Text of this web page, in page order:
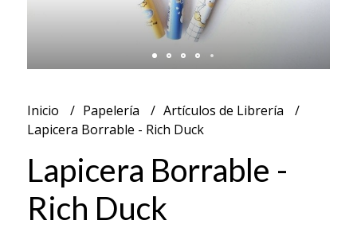
Inicio Papelería
Artículos de Librería
Lapicera Borrable - Rich Duck
Lapicera Borrable -
Rich Duck